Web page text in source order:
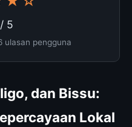
/ 5
ulasan pengguna
dan Bissu:
Lokal